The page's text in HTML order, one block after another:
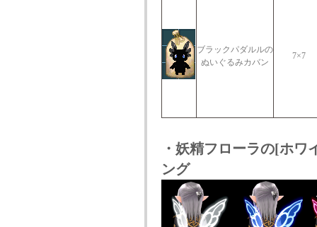
ブラックパダルルの
ぬいぐるみカバン
7×7
・妖精フローラの[ホ
ング